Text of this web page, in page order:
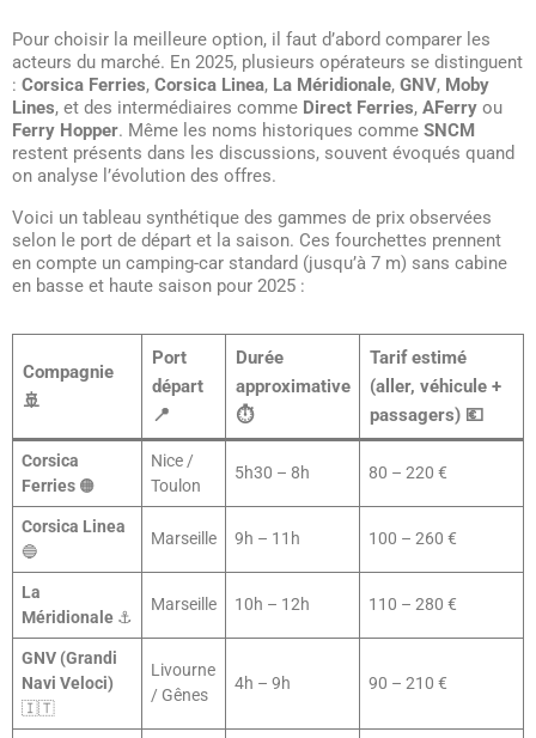
Pour choisir la meilleure option, il faut d’abord comparer les
acteurs du marché. En 2025, plusieurs opérateurs se distinguent
: Corsica Ferries, Corsica Linea, La Méridionale, GNV, Moby
Lines, et des intermédiaires comme Direct Ferries, AFerry ou
Ferry Hopper. Même les noms historiques comme SNCM
restent présents dans les discussions, souvent évoqués quand
on analyse l’évolution des offres.
Voici un tableau synthétique des gammes de prix observées
selon le port de départ et la saison. Ces fourchettes prennent
en compte un camping-car standard (jusqu’à 7 m) sans cabine
en basse et haute saison pour 2025 :
Compagnie
🚢
Port
départ
📍
Durée
approximative
⏱️
Tarif estimé
(aller, véhicule +
passagers) 💶
Corsica
Ferries🟠
Nice /
Toulon
5h30 – 8h 80 – 220 €
Corsica Linea
🔵
Marseille 9h – 11h 100 – 260 €
La
Méridionale⚓
Marseille 10h – 12h 110 – 280 €
GNV (Grandi
Navi Veloci)
🇮🇹
Livourne
/ Gênes
4h – 9h 90 – 210 €